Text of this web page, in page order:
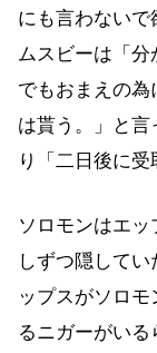
にも言わない
ムスビーは「分
でもおまえの
は貰う。」と言
り「二日後に受
ソロモンはエ
しずつ隠して
ップスがソロ
るニガーがい